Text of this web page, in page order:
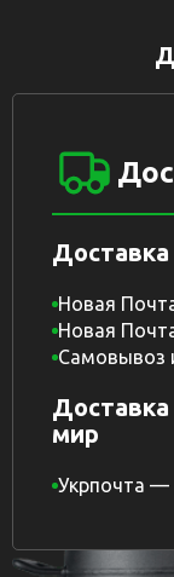
Доставка
Новая
Новая
Самовывоз
мир
Укрпочта —